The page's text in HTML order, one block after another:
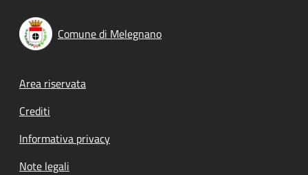
Comune di Melegnano
Footer menu
Area riservata
Crediti
Informativa privacy
Note legali